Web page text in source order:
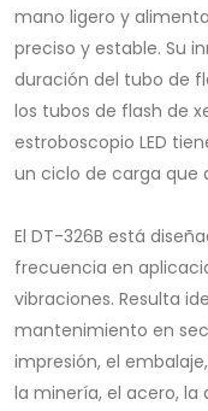
mano ligero y
preciso y estable. Su
duración del tubo de
los tubos de flash de
estroboscopio LED
un ciclo de carga que
El DT-326B está
frecuencia en
vibraciones. Resulta
mantenimiento en
impresión, el
la minería, el acero,